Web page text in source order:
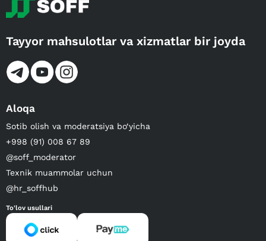
Tayyor mahsulotlar va xizmatlar bir joyda
Aloqa
Sotib olish va moderatsiya bo‘yicha
+998 (91) 008 67 89
@soff_moderator
Texnik muammolar uchun
@hr_soffhub
To'lov usullari